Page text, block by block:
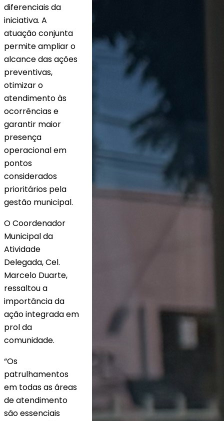
diferenciais da
iniciativa. A
atuação conjunta
permite ampliar o
alcance das ações
preventivas,
otimizar o
atendimento às
ocorrências e
garantir maior
presença
operacional em
pontos
considerados
prioritários pela
gestão municipal.
O Coordenador
Municipal da
Atividade
Delegada, Cel.
Marcelo Duarte,
ressaltou a
importância da
ação integrada em
prol da
comunidade.
“Os
patrulhamentos
em todas as áreas
de atendimento
são essenciais